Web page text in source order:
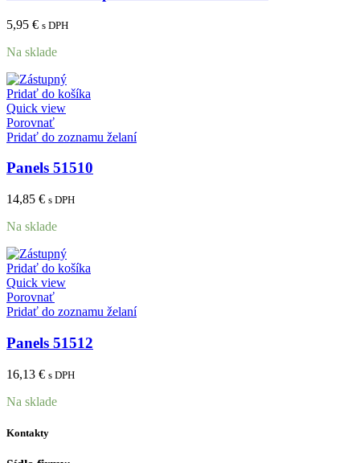
5,95 € s DPH
Na sklade
Pridať do košíka
Quick view
Porovnať
Pridať do zoznamu želaní
Panels 51510
14,85 € s DPH
Na sklade
Pridať do košíka
Quick view
Porovnať
Pridať do zoznamu želaní
Panels 51512
16,13 € s DPH
Na sklade
Kontakty